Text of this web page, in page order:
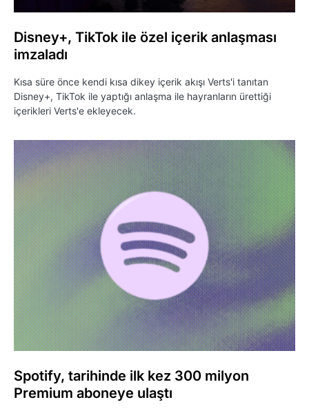
Disney+, TikTok ile özel içerik anlaşması
imzaladı
Kısa süre önce kendi kısa dikey içerik akışı Verts'i tanıtan
Disney+, TikTok ile yaptığı anlaşma ile hayranların ürettiği
içerikleri Verts'e ekleyecek.
Spotify, tarihinde ilk kez 300 milyon
Premium aboneye ulaştı